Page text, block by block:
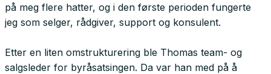
på meg flere hatter, og i den første perioden fungerte
jeg som selger, rådgiver, support og konsulent.
Etter en liten omstrukturering ble Thomas team- og
salgsleder for byråsatsingen. Da var han med på å